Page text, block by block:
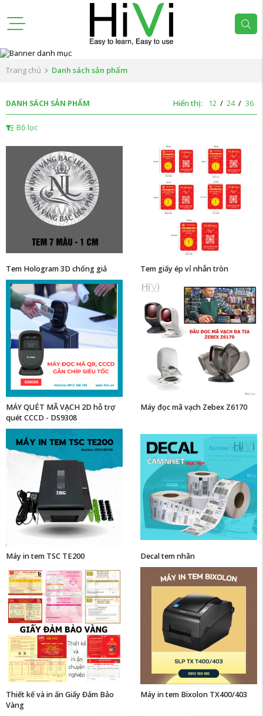
Trang chủ Danh sách sản phẩm
DANH SÁCH SẢN PHẨM Hiển thị: 12 / 24 / 36
Bộ lọc
Tem Hologram 3D chống giả Tem giấy ép vỉ nhẫn tròn
MÁY QUÉT MÃ VẠCH 2D hỗ trợ
quét CCCD - DS9308
Máy đọc mã vạch Zebex Z6170
Máy in tem TSC TE200 Decal tem nhãn
Thiết kế và in ấn Giấy Đảm Bảo
Vàng
Máy in tem Bixolon TX400/403